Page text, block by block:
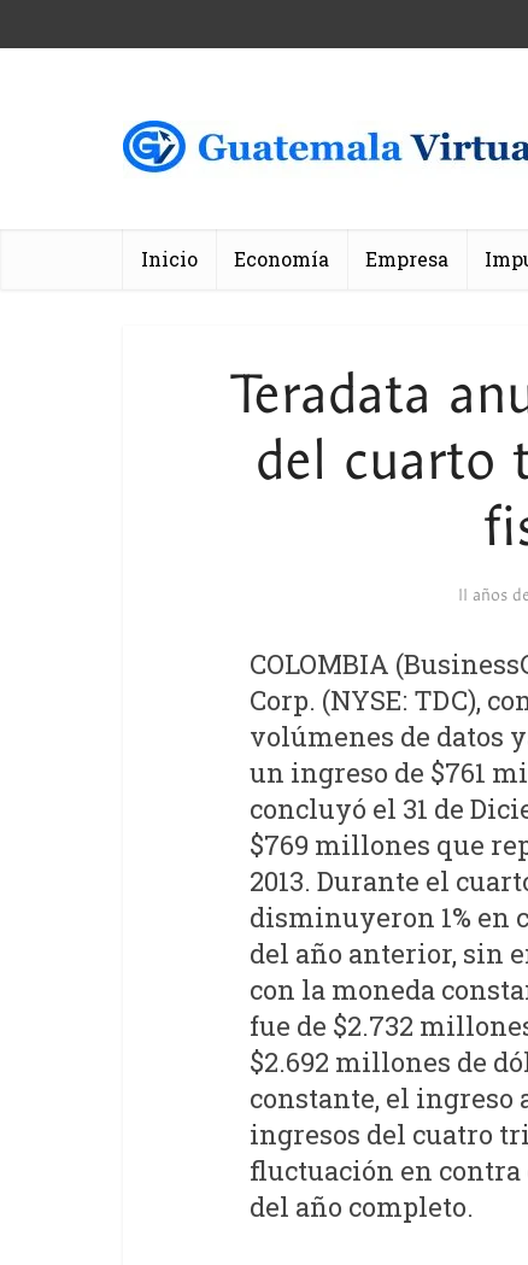
Inicio Economía Empresa
Teradata
del cuarto
11 años
COLOMBIA
Corp. (NYSE: TDC),
volúmenes de datos
un ingreso de $761
concluyó el 31 de
$769 millones que
2013. Durante el
disminuyeron 1% en
del año anterior, sin
con la moneda
fue de $2.732
$2.692 millones de
constante, el ingreso
ingresos del cuatro
fluctuación en contra
del año completo.